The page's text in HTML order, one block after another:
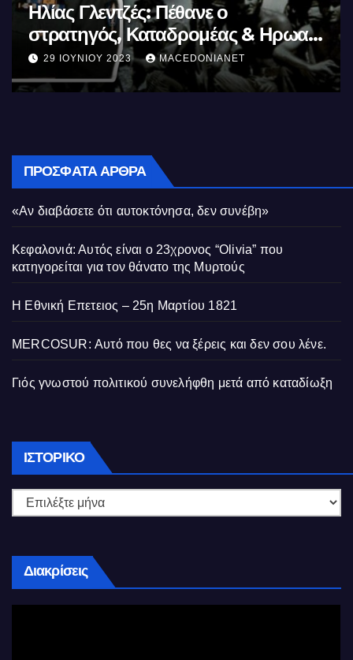
Μέγας Αλέξανδρος: Ο μέγιστος των
Ελλήνων
11 ΙΟΥΝΊΟΥ 2023 MACEDONIANET
ΠΡΌΣΦΑΤΑ ΆΡΘΡΑ
«Αν διαβάσετε ότι αυτοκτόνησα, δεν συνέβη»
Κεφαλονιά: Αυτός είναι ο 23χρονος “Olivia” που
κατηγορείται για τον θάνατο της Μυρτούς
Η Εθνική Επετειος – 25η Μαρτίου 1821
MERCOSUR: Αυτό που θες να ξέρεις και δεν σου λένε.
Γιός γνωστού πολιτικού συνελήφθη μετά από καταδίωξη
ΙΣΤΟΡΙΚΌ Ιστορικό
Διακρίσεις